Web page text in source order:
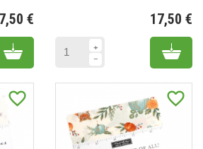
€
Add to cart
17,50 €
Add
favorite_border favorite_border